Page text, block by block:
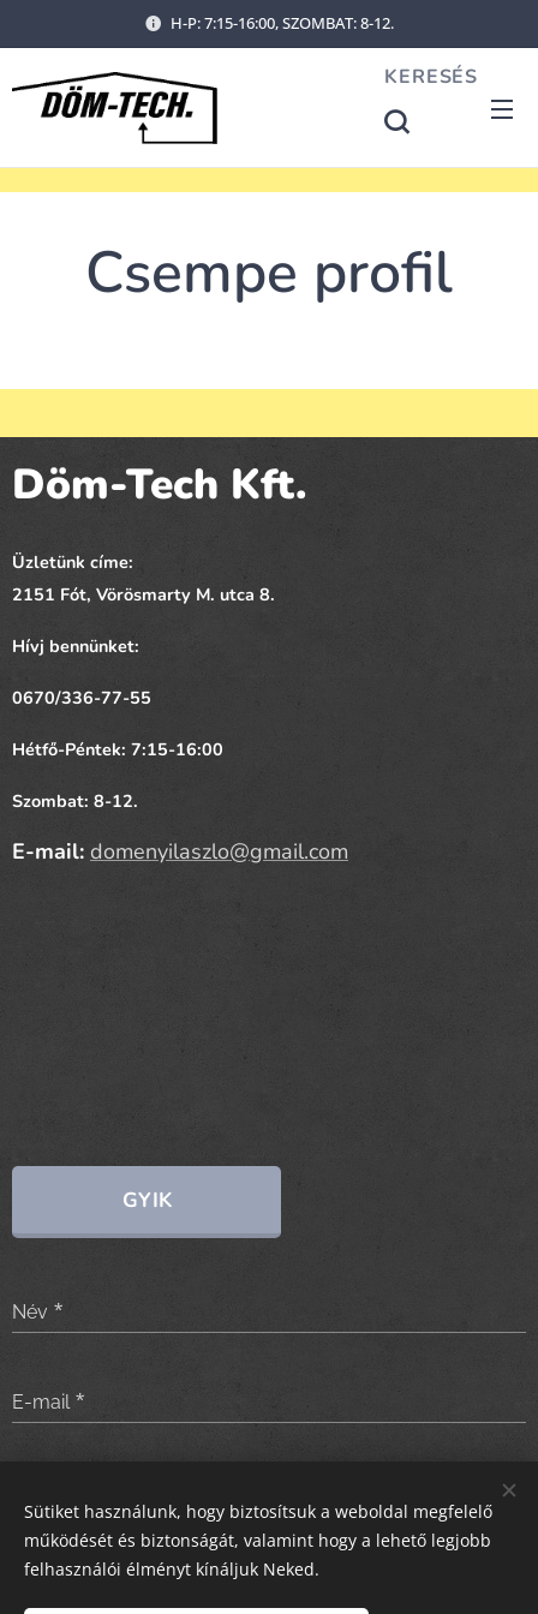
H-P: 7:15-16:00, SZOMBAT: 8-12.
KERESÉS
Csempe profil
Döm-Tech Kft.
Üzletünk címe:
2151 Fót, Vörösmarty M. utca 8.
Hívj bennünket:
0670/336-77-55
Hétfő-Péntek: 7:15-16:00
Szombat: 8-12.
E-mail: domenyilaszlo@gmail.com
GYIK
Név
E-mail
Sütiket használunk, hogy biztosítsuk a weboldal megfelelő
működését és biztonságát, valamint hogy a lehető legjobb
felhasználói élményt kínáljuk Neked.